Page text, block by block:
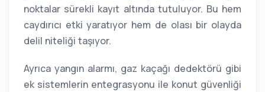
noktalar sürekli kayıt altında tutuluyor. Bu hem
caydırıcı etki yaratıyor hem de olası bir olayda
delil niteliği taşıyor.
Ayrıca yangın alarmı, gaz kaçağı dedektörü gibi
ek sistemlerin entegrasyonu ile konut güvenliği